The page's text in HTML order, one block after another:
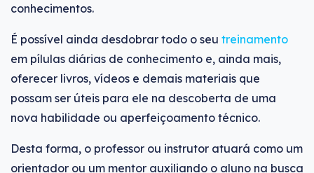
conhecimentos.
É possível ainda desdobrar todo o seu treinamento
em pílulas diárias de conhecimento e, ainda mais,
oferecer livros, vídeos e demais materiais que
possam ser úteis para ele na descoberta de uma
nova habilidade ou aperfeiçoamento técnico.
Desta forma, o professor ou instrutor atuará como um
orientador ou um mentor auxiliando o aluno na busca